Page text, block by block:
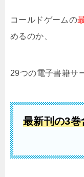
コールドゲームの
めるのか、
29つの電子書籍サ
最新刊の3